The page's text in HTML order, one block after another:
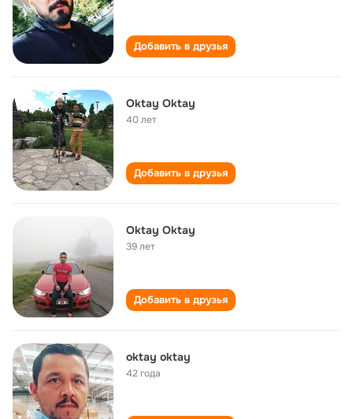
Добавить в друзья
Oktay Oktay
40 лет
Добавить в друзья
Oktay Oktay
39 лет
Добавить в друзья
oktay oktay
42 года